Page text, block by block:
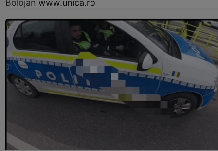
Bolojan www.unica.ro